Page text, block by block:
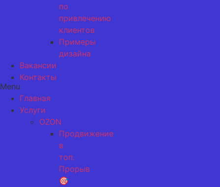
по
привлечению
клиентов
Примеры
дизайна
Вакансии
Контакты
Menu
Главная
Услуги
OZON
Продвижение
в
топ.
Прорыв
🎯